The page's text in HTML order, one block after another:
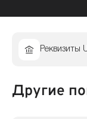
Реквизиты
Другие